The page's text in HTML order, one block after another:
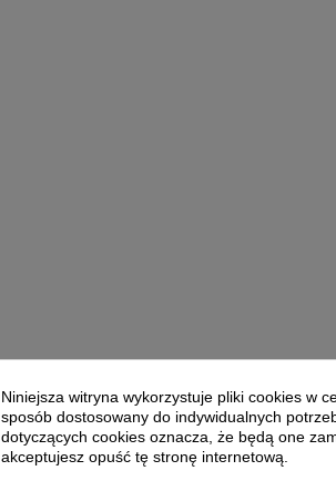
Niniejsza witryna wykorzystuje pliki cookies w
sposób dostosowany do indywidualnych
dotyczących cookies oznacza, że będą one
akceptujesz opuść tę stronę internetową.